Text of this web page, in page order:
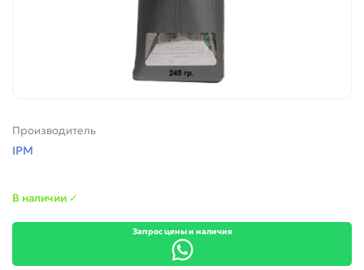
Производитель
IPM
В наличии ✓
Запрос цены и наличия